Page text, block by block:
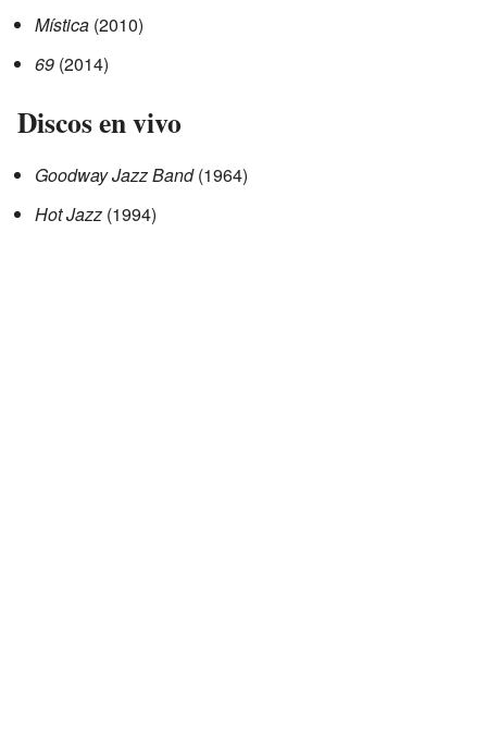
Mística (2010)
69 (2014)
Discos en vivo
Goodway Jazz Band(1964)
Hot Jazz (1994)